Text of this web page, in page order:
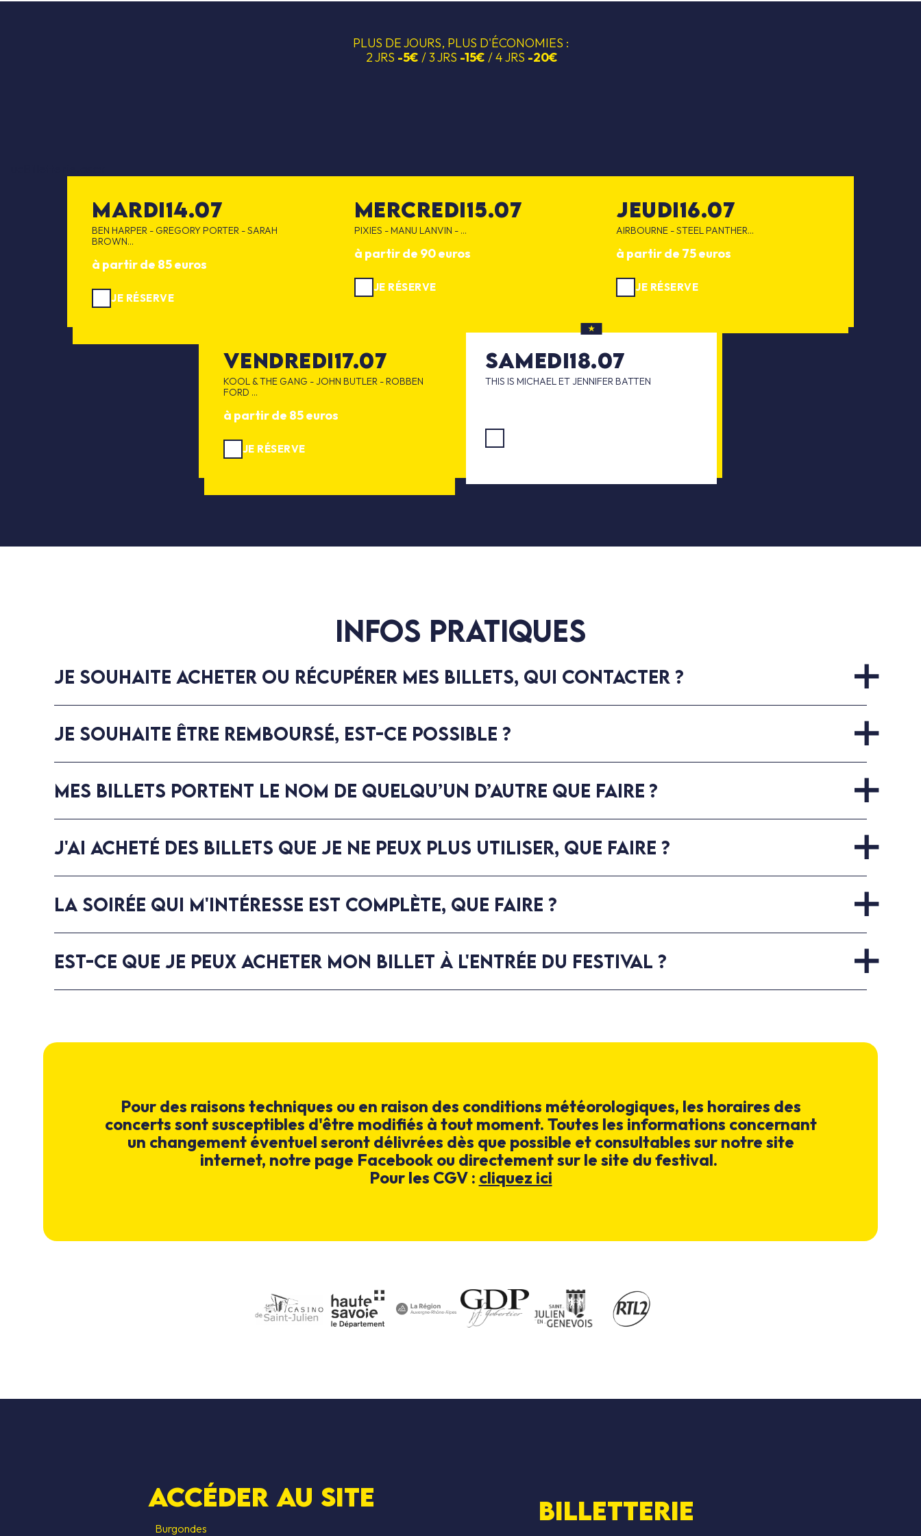
PLUS DE JOURS, PLUS D'ÉCONOMIES :
2 JRS -5€ / 3 JRS -15€ / 4 JRS -20€
mardi14.07
BEN HARPER - GREGORY PORTER - SARAH
BROWN...
à partir de 85 euros
JE RÉSERVE
mercredi15.07
PIXIES - MANU LANVIN - ...
à partir de 90 euros
JE RÉSERVE
jeudi16.07
AIRBOURNE - STEEL PANTHER...
à partir de 75 euros
JE RÉSERVE
vendredi17.07
KOOL & THE GANG - JOHN BUTLER - ROBBEN
FORD ...
à partir de 85 euros
JE RÉSERVE
samedi18.07
THIS IS MICHAEL ET JENNIFER BATTEN
Infos pratiques
JE SOUHAITE ACHETER OU RÉCUPÉRER MES BILLETS, QUI CONTACTER ?
JE SOUHAITE ÊTRE REMBOURSÉ, EST-CE POSSIBLE ?
MES BILLETS PORTENT LE NOM DE QUELQU’UN D’AUTRE QUE FAIRE ?
J'AI ACHETÉ DES BILLETS QUE JE NE PEUX PLUS UTILISER, QUE FAIRE ?
LA SOIRÉE QUI M'INTÉRESSE EST COMPLÈTE, QUE FAIRE ?
EST-CE QUE JE PEUX ACHETER MON BILLET À L'ENTRÉE DU FESTIVAL ?
Pour des raisons techniques ou en raison des conditions météorologiques, les horaires des
concerts sont susceptibles d'être modifiés à tout moment. Toutes les informations concernant
un changement éventuel seront délivrées dès que possible et consultables sur notre site
internet, notre page Facebook ou directement sur le site du festival.
Pour les CGV : cliquez ici
Accéder au SITE
Burgondes
Billetterie